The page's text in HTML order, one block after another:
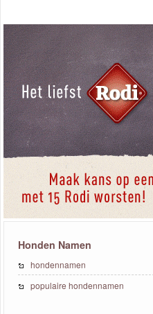
Honden Namen
hondennamen
populaire hondennamen